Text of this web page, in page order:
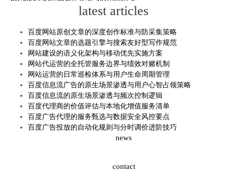
latest articles
百度网站原创文章的深度创作标准与防采集策略
百度网站文章的选题引擎与搜索友好型写作规范
网站建设的语义化架构与移动优先实施方案
网站代运营的全托管服务边界与绩效对赌机制
网站运营的日常巡检体系与用户生命周期管理
百度信息流广告的原生场景渗透与用户心智占领策略
百度信息流的原生场景渗透与频次控制逻辑
百度代理商的价值评估与本地化增值服务清单
百度广告代理的服务甄选与数据安全风控要点
百度广告投放的自动化规则与分时调价进阶技巧
news
contact